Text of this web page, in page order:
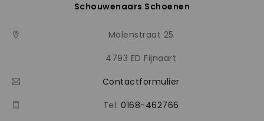
Schouwenaars Schoenen
Molenstraat 25
4793 ED Fijnaart
Contactformulier
Tel: 0168-462766